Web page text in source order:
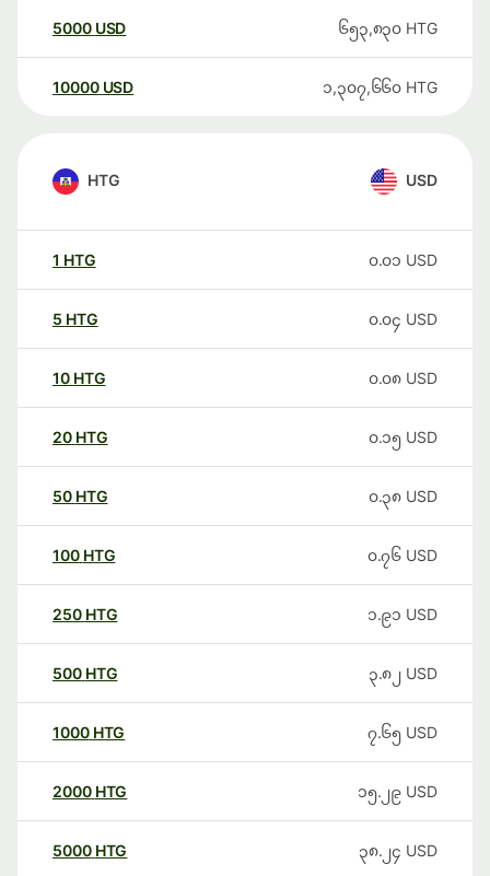
5000 USD ၆၅၃,၈၃၀ HTG
10000 USD ၁,၃၀၇,၆၆၀ HTG
HTG USD
1 HTG ၀.၀၁ USD
5 HTG ၀.၀၄ USD
10 HTG ၀.၀၈ USD
20 HTG ၀.၁၅ USD
50 HTG ၀.၃၈ USD
100 HTG ၀.၇၆ USD
250 HTG ၁.၉၁ USD
500 HTG ၃.၈၂ USD
1000 HTG ၇.၆၅ USD
2000 HTG ၁၅.၂၉ USD
5000 HTG ၃၈.၂၄ USD